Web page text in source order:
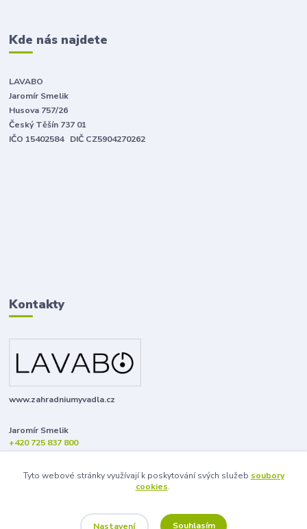
Kde nás najdete
LAVABO
Jaromír Smelik
Husova 757/26
Český Těšín 737 01
IČO 15402584 DIČ CZ5904270262
Kontakty
www.zahradniumyvadla.cz
Jaromír Smelik
+420 725 837 800
info@zahradniumyvadla.cz
Tyto webové stránky využívají k poskytování svých služeb soubory
cookies.
Nastavení Souhlasím